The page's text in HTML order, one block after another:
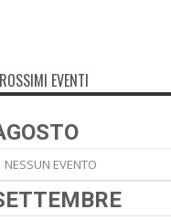
EVENTI
NESSUN EVENTO